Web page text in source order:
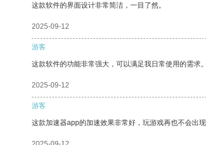
这款软件的界面设计非常简洁，一目了然。
2025-09-12
游客
这款软件的功能非常强大，可以满足我日常使用的需求。
2025-09-12
游客
这款加速器app的加速效果非常好，玩游戏再也不会出